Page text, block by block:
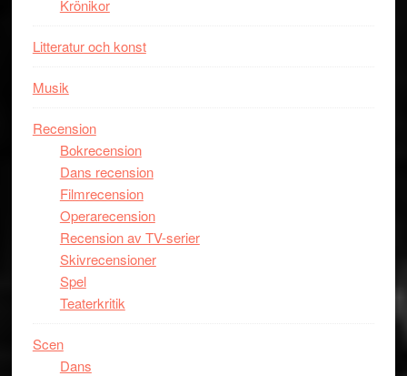
Krönikor
Litteratur och konst
Musik
Recension
Bokrecension
Dans recension
Filmrecension
Operarecension
Recension av TV-serier
Skivrecensioner
Spel
Teaterkritik
Scen
Dans